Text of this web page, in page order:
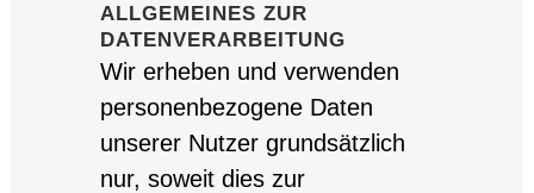
ALLGEMEINES ZUR
DATENVERARBEITUNG
Wir erheben und verwenden
personenbezogene Daten
unserer Nutzer grundsätzlich
nur, soweit dies zur